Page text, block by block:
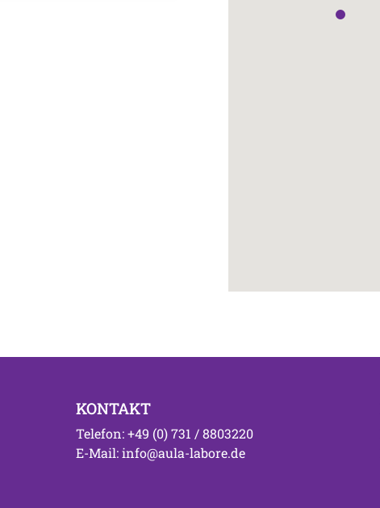
KONTAKT
Telefon: +49 (0) 731 / 8803220
E-Mail: info@aula-labore.de